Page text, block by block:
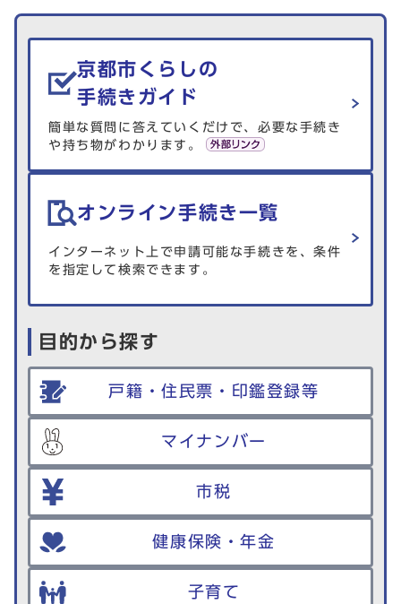
生活情報を探す
京都市くらしの
手続きガイド
簡単な質問に答えていくだけで、必要な手続き
や持ち物がわかります。
オンライン手続き一覧
インターネット上で申請可能な手続きを、条件
を指定して検索できます。
目的から探す
戸籍・住民票・印鑑登録等
マイナンバー
市税
健康保険・年金
子育て